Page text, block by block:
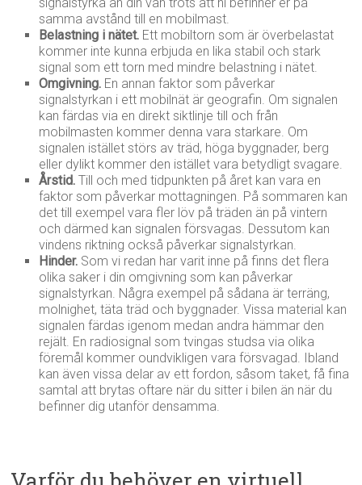
samma avstånd till en mobilmast.
Belastning i nätet. Ett mobiltorn som är överbelastat
kommer inte kunna erbjuda en lika stabil och stark
signal som ett torn med mindre belastning i nätet.
Omgivning. En annan faktor som påverkar
signalstyrkan i ett mobilnät är geografin. Om signalen
kan färdas via en direkt siktlinje till och från
mobilmasten kommer denna vara starkare. Om
signalen istället störs av träd, höga byggnader, berg
eller dylikt kommer den istället vara betydligt svagare.
Årstid. Till och med tidpunkten på året kan vara en
faktor som påverkar mottagningen. På sommaren kan
det till exempel vara fler löv på träden än på vintern
och därmed kan signalen försvagas. Dessutom kan
vindens riktning också påverkar signalstyrkan.
Hinder. Som vi redan har varit inne på finns det flera
olika saker i din omgivning som kan påverkar
signalstyrkan. Några exempel på sådana är terräng,
molnighet, täta träd och byggnader. Vissa material kan
signalen färdas igenom medan andra hämmar den
rejält. En radiosignal som tvingas studsa via olika
föremål kommer oundvikligen vara försvagad. Ibland
kan även vissa delar av ett fordon, såsom taket, få fina
samtal att brytas oftare när du sitter i bilen än när du
befinner dig utanför densamma.